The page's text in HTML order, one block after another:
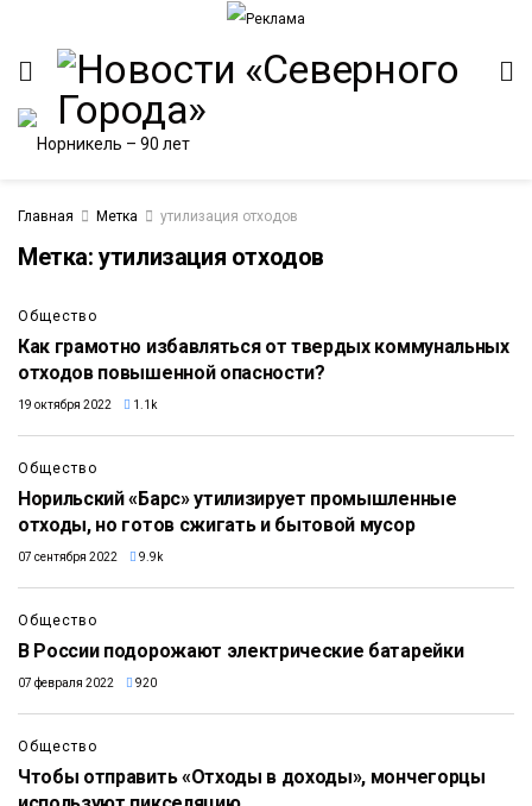
Главная Метка утилизация отходов
Метка:утилизация отходов
Общество
Как грамотно избавляться от твердых коммунальных
отходов повышенной опасности?
19 октября 2022 1.1k
Общество
Норильский «Барс» утилизирует промышленные
отходы, но готов сжигать и бытовой мусор
07 сентября 2022 9.9k
Общество
В России подорожают электрические батарейки
07 февраля 2022 920
Общество
Чтобы отправить «Отходы в доходы», мончегорцы